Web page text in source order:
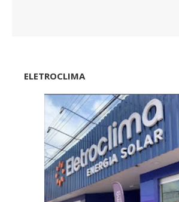
ELETROCLIMA